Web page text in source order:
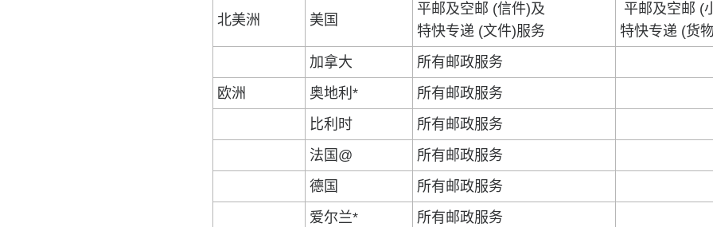
北美洲 美国
平邮及空邮 (信件)及
特快专递 (文件)服务
平邮及空邮 (
特快专递 (货
加拿大
所有邮政服务
欧洲
奥地利*
所有邮政服务
比利时
所有邮政服务
法国@
所有邮政服务
德国
所有邮政服务
爱尔兰*
所有邮政服务